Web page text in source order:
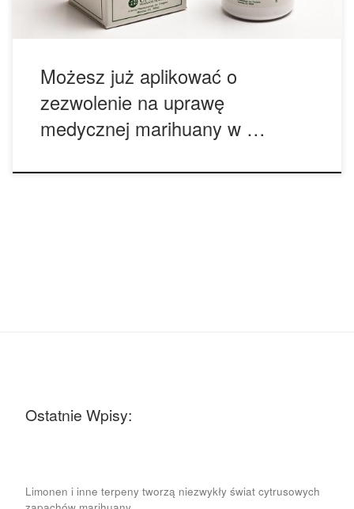
Możesz już aplikować o
zezwolenie na uprawę
medycznej marihuany w …
Ostatnie Wpisy:
Limonen i inne terpeny tworzą niezwykły świat cytrusowych